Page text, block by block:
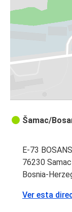
Šamac/
E-73
76230
Bosnia-
Ver esta